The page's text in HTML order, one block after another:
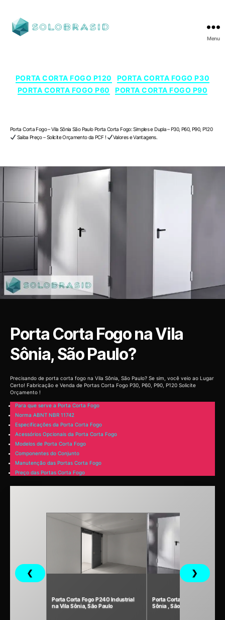
Menu
PORTA CORTA FOGO P120
PORTA CORTA FOGO P30
PORTA CORTA FOGO P60
PORTA CORTA FOGO P90
Porta Corta Fogo – Vila Sônia São Paulo Porta Corta Fogo: Simples e Dupla – P30, P60, P90, P120
Saiba Preço – Solicite Orçamento da PCF !
Valores e Vantagens.
Porta Corta Fogo na Vila
Sônia, São Paulo?
Precisando de porta corta fogo na Vila Sônia, São Paulo? Se sim, você veio ao Lugar
Certo! Fabricação e Venda de Portas Corta Fogo P30, P60, P90, P120 Solicite
Orçamento !
Para que serve a Porta Corta Fogo
Norma ABNT NBR 11742
Especificações da Porta Corta Fogo
Acessórios Opcionais da Porta Corta Fogo
Modelos de Porta Corta Fogo
Componentes do Conjunto
Manutenção das Portas Corta Fogo
Preço das Portas Corta Fogo
❮
Porta Corta Fogo P240 Industrial
na Vila Sônia, São Paulo
Porta Corta Fogo P120 na
Sônia , São Paulo
❯